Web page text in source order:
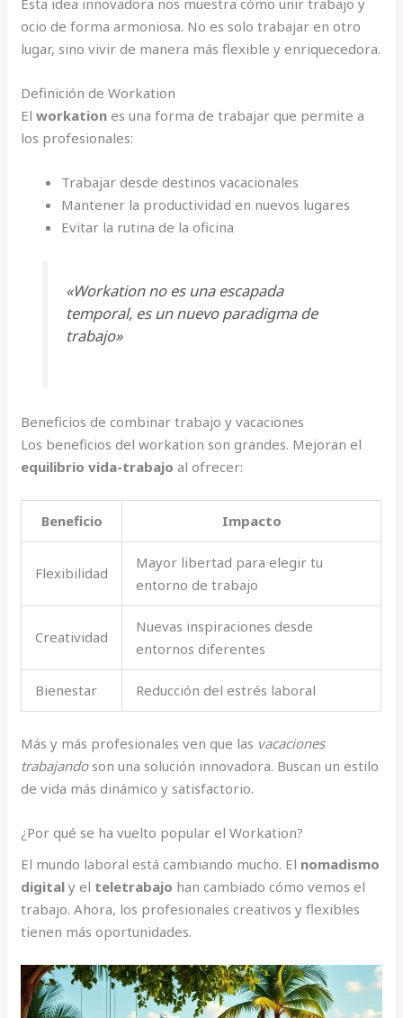
Esta idea innovadora nos muestra cómo unir trabajo y
ocio de forma armoniosa. No es solo trabajar en otro
lugar, sino vivir de manera más flexible y enriquecedora.
Definición de Workation
Elworkation es una forma de trabajar que permite a
los profesionales:
Trabajar desde destinos vacacionales
Mantener la productividad en nuevos lugares
Evitar la rutina de la oficina
«Workation no es una escapada
temporal, es un nuevo paradigma de
trabajo»
Beneficios de combinar trabajo y vacaciones
Los beneficios del workation son grandes. Mejoran el
equilibrio vida-trabajo al ofrecer:
Beneficio Impacto
Flexibilidad
Mayor libertad para elegir tu
entorno de trabajo
Creatividad
Nuevas inspiraciones desde
entornos diferentes
Bienestar Reducción del estrés laboral
Más y más profesionales ven que las vacaciones
trabajandoson una solución innovadora. Buscan un estilo
de vida más dinámico y satisfactorio.
¿Por qué se ha vuelto popular el Workation?
El mundo laboral está cambiando mucho. El nomadismo
digital y el teletrabajo han cambiado cómo vemos el
trabajo. Ahora, los profesionales creativos y flexibles
tienen más oportunidades.